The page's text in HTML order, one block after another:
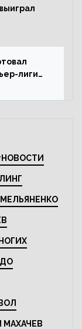
лиги
МАХАЧЕВ